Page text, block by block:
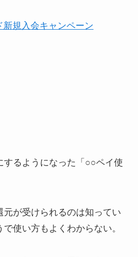
新規入会キャンペーン
するようになった「○○ペイ使
元が受けられるのは知ってい
使い方もよくわからない。